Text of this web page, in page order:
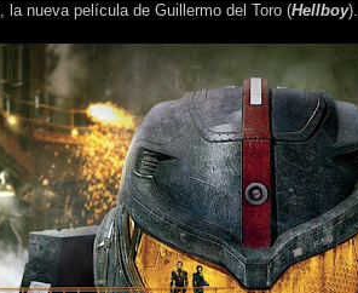
, la nueva película de Guillermo del Toro (Hellboy).